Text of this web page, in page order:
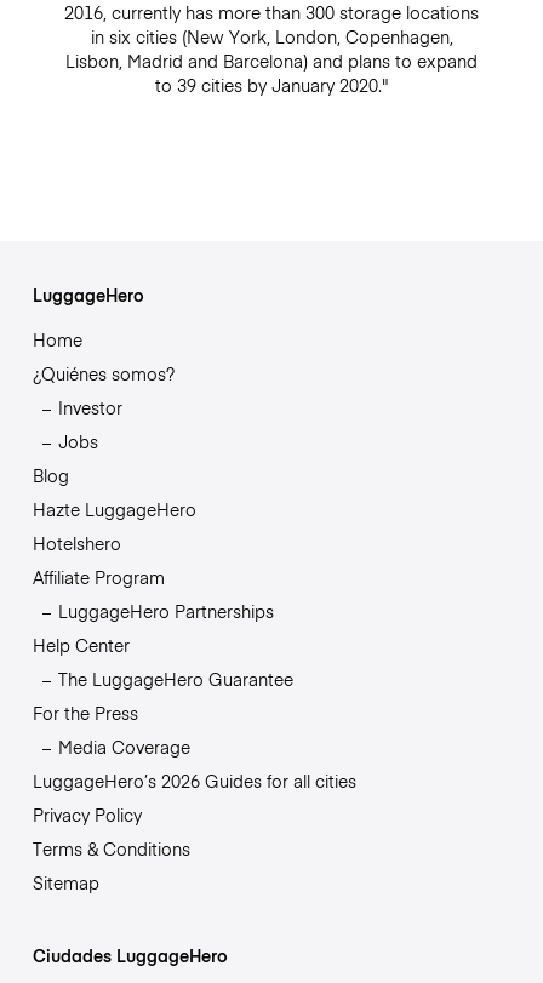
2016, currently has more than 300 storage locations
in six cities (New York, London, Copenhagen,
Lisbon, Madrid and Barcelona) and plans to expand
to 39 cities by January 2020."
LuggageHero
Home
¿Quiénes somos?
Investor
Jobs
Blog
Hazte LuggageHero
Hotelshero
Affiliate Program
LuggageHero Partnerships
Help Center
The LuggageHero Guarantee
For the Press
Media Coverage
LuggageHero’s 2026 Guides for all cities
Privacy Policy
Terms & Conditions
Sitemap
Ciudades LuggageHero